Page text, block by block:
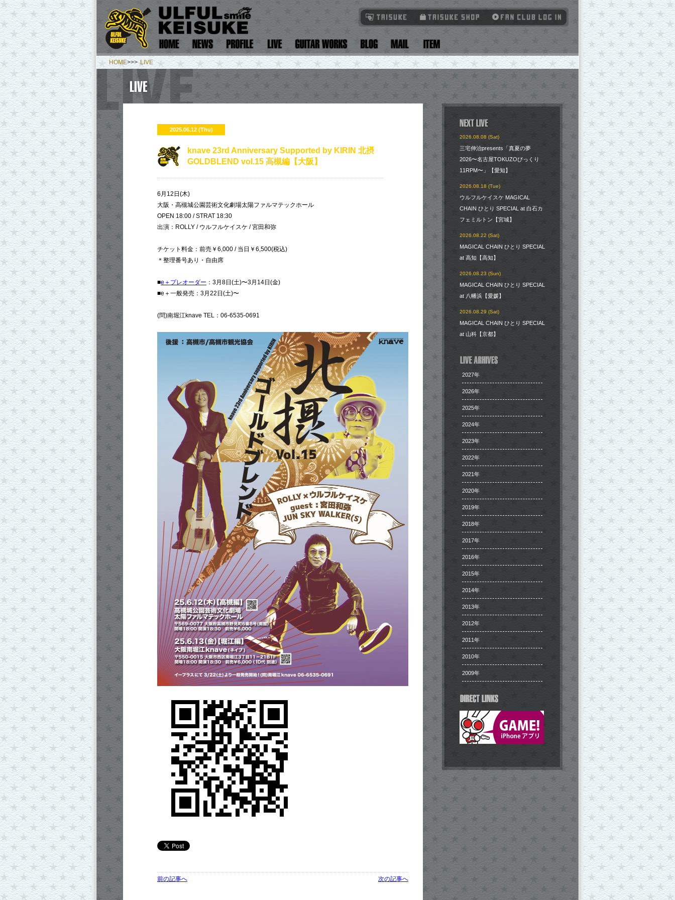
HOME>>> LIVE
2025.06.12 (Thu)
knave 23rd Anniversary Supported by KIRIN 北摂
GOLDBLEND vol.15 高槻編【大阪】
6月12日(木)
大阪・高槻城公園芸術文化劇場太陽ファルマテックホール
OPEN 18:00 / STRAT 18:30
出演：ROLLY / ウルフルケイスケ / 宮田和弥
チケット料金：前売￥6,000 / 当日￥6,500(税込)
＊整理番号あり・自由席
■e＋プレオーダー ：3月8日(土)〜3月14日(金)
■e＋一般発売：3月22日(土)〜
(問)南堀江knave TEL：06-6535-0691
前の記事へ 次の記事へ
2026.08.08 (Sat)
三宅伸治presents「真夏の夢
2026〜名古屋TOKUZOびっくり
11RPM〜」【愛知】
2026.08.18 (Tue)
ウルフルケイスケ MAGICAL
CHAIN ひとり SPECIAL at 白石カ
フェミルトン【宮城】
2026.08.22 (Sat)
MAGICAL CHAIN ひとり SPECIAL
at 高知【高知】
2026.08.23 (Sun)
MAGICAL CHAIN ひとり SPECIAL
at 八幡浜【愛媛】
2026.08.29 (Sat)
MAGICAL CHAIN ひとり SPECIAL
at 山科【京都】
2027年
2026年
2025年
2024年
2023年
2022年
2021年
2020年
2019年
2018年
2017年
2016年
2015年
2014年
2013年
2012年
2011年
2010年
2009年